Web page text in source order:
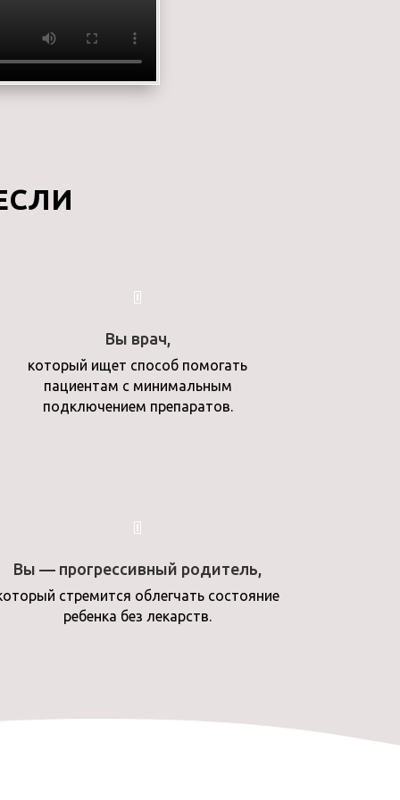
Вы врач,
который ищет способ помогать
пациентам с минимальным
подключением препаратов.
Вы — прогрессивный родитель,
стремится облегчать состояние
ребенка без лекарств.